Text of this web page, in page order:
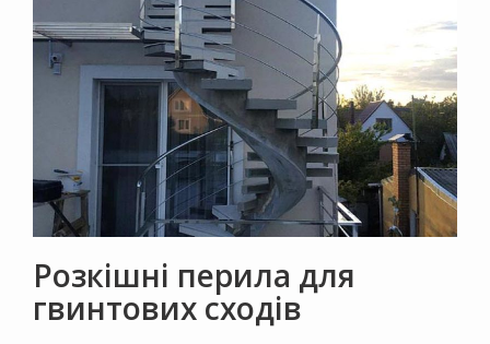
Розкішні перила для
гвинтових сходів